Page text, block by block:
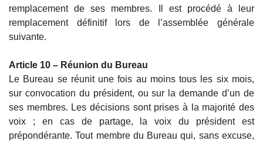
remplacement de ses membres. Il est procédé à leur
remplacement définitif lors de l’assemblée générale
suivante.
Article 10 – Réunion du Bureau
Le Bureau se réunit une fois au moins tous les six mois,
sur convocation du président, ou sur la demande d’un de
ses membres. Les décisions sont prises à la majorité des
voix ; en cas de partage, la voix du président est
prépondérante. Tout membre du Bureau qui, sans excuse,